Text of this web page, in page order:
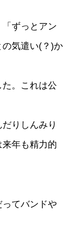
ずっとアン
気遣い(？)か
。これは公
りしんみり
年も精力的
てバンドや